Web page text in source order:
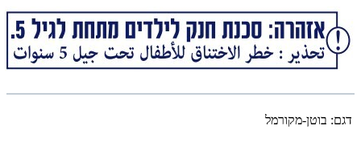
דגם: בוטן-מקורמל